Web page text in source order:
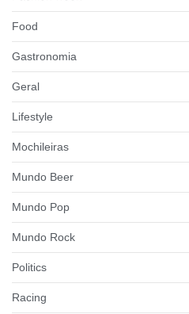
Food
Gastronomia
Geral
Lifestyle
Mochileiras
Mundo Beer
Mundo Pop
Mundo Rock
Politics
Racing